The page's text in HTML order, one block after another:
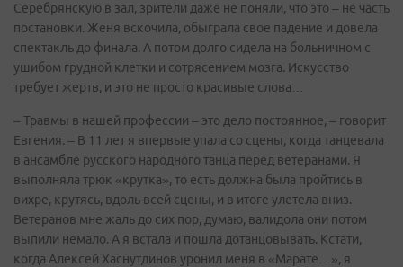
Серебрянскую в зал, зрители даже не поняли, что это – не часть
постановки. Женя вскочила, обыграла свое падение и довела
спектакль до финала. А потом долго сидела на больничном с
ушибом грудной клетки и сотрясением мозга. Искусство
требует жертв, и это не просто красивые слова…
– Травмы в нашей профессии – это дело постоянное, – говорит
Евгения. – В 11 лет я впервые упала со сцены, когда танцевала
в ансамбле русского народного танца перед ветеранами. Я
выполняла трюк «крутка», то есть должна была пройтись в
вихре, крутясь, вдоль всей сцены, и в итоге улетела вниз.
Ветеранов мне жаль до сих пор, думаю, валидола они потом
выпили немало. А я встала и пошла дотанцовывать. Кстати,
когда Алексей Хаснутдинов уронил меня в «Марате…», я